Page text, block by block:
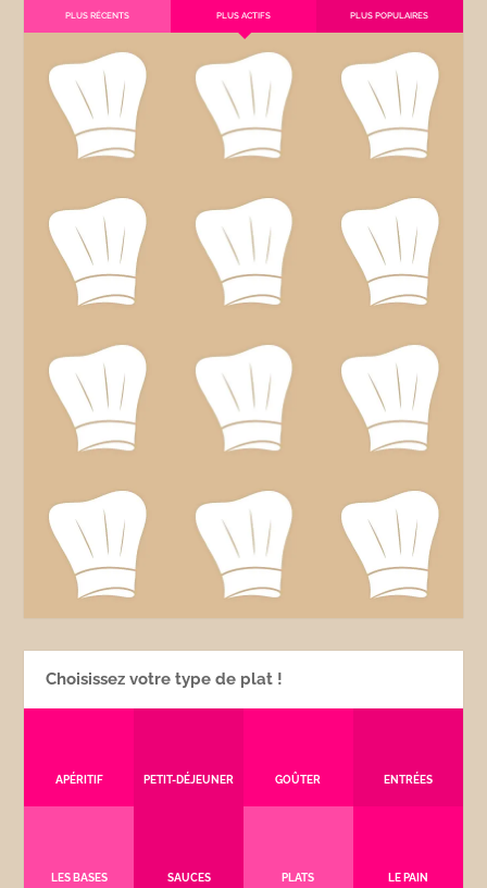
PLUS RÉCENTS PLUS ACTIFS PLUS POPULAIRES
Choisissez votre type de plat !
APÉRITIF PETIT-DÉJEUNER GOÛTER ENTRÉES
LES BASES SAUCES PLATS LE PAIN